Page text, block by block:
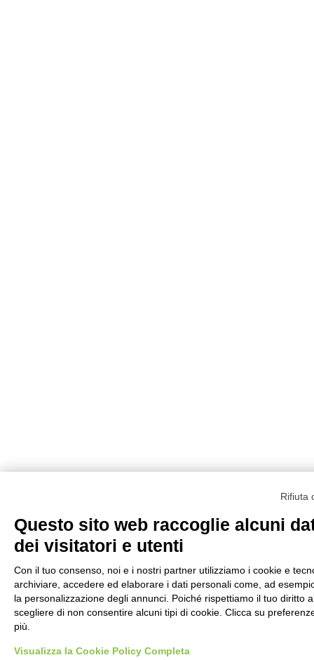
Rifiuta
Questo sito web raccoglie alcuni
dei visitatori e utenti
Con il tuo consenso, noi e i nostri partner utilizziamo i cookie e
archiviare, accedere ed elaborare i dati personali come, ad
la personalizzazione degli annunci. Poiché rispettiamo il tuo diritto
scegliere di non consentire alcuni tipi di cookie. Clicca su
più.
Visualizza la Cookie Policy Completa